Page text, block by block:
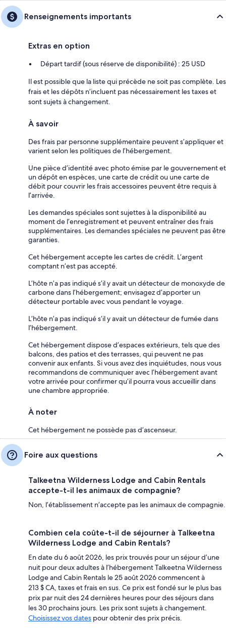
Renseignements importants
Extras en option
Départ tardif (sous réserve de disponibilité) : 25 USD
Il est possible que la liste qui précède ne soit pas complète. Les
frais et les dépôts n’incluent pas nécessairement les taxes et
sont sujets à changement.
À savoir
Des frais par personne supplémentaire peuvent s’appliquer et
varient selon les politiques de l’hébergement.
Une pièce d’identité avec photo émise par le gouvernement et
un dépôt en espèces, une carte de crédit ou une carte de
débit pour couvrir les frais accessoires peuvent être requis à
l’arrivée.
Les demandes spéciales sont sujettes à la disponibilité au
moment de l’enregistrement et peuvent entraîner des frais
supplémentaires. Les demandes spéciales ne peuvent pas être
garanties.
Cet hébergement accepte les cartes de crédit. L’argent
comptant n’est pas accepté.
L’hôte n’a pas indiqué s’il y avait un détecteur de monoxyde de
carbone dans l’hébergement; envisagez d’apporter un
détecteur portable avec vous pendant le voyage.
L’hôte n’a pas indiqué s’il y avait un détecteur de fumée dans
l’hébergement.
Cet hébergement dispose d’espaces extérieurs, tels que des
balcons, des patios et des terrasses, qui peuvent ne pas
convenir aux enfants. Si vous avez des inquiétudes, nous vous
recommandons de communiquer avec l’hébergement avant
votre arrivée pour confirmer qu’il pourra vous accueillir dans
une chambre appropriée.
À noter
Cet hébergement ne possède pas d’ascenseur.
Foire aux questions
Talkeetna Wilderness Lodge and Cabin Rentals
accepte-t-il les animaux de compagnie?
Non, l’établissement n’accepte pas les animaux de compagnie.
Combien cela coûte-t-il de séjourner à Talkeetna
Wilderness Lodge and Cabin Rentals?
En date du 6 août 2026, les prix trouvés pour un séjour d’une
nuit pour deux adultes à l’hébergement Talkeetna Wilderness
Lodge and Cabin Rentals le 25 août 2026 commencent à
213 $ CA, taxes et frais en sus. Ce prix est fondé sur le plus bas
prix par nuit des 24 dernières heures pour des séjours dans
les 30 prochains jours. Les prix sont sujets à changement.
Choisissez vos dates pour obtenir des prix précis.